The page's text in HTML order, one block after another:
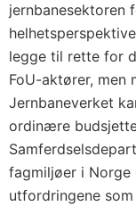
jernbanesektoren
legge til rette for
FoU-aktører, men
Jernbaneverket
ordinære
fagmiljøer i
utfordringene